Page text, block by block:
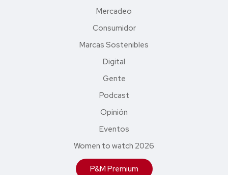
Mercadeo
Consumidor
Marcas Sostenibles
Digital
Gente
Podcast
Opinión
Eventos
Women to watch 2026
P&M Premium